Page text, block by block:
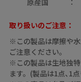
取り扱いのご注意：
※この製品は摩擦や
ご注意ください。
※この製品は生地独
ます。(製品は1点､1